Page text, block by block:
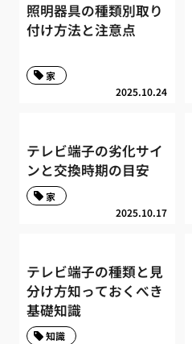
照明器具の種類別取り
付け方法と注意点
2025.10.24
家
テレビ端子の劣化サイ
ンと交換時期の目安
2025.10.17
家
テレビ端子の種類と見
分け方知っておくべき
基礎知識
知識